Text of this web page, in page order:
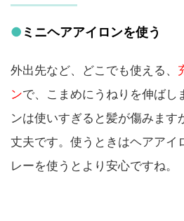
● ミニヘアアイロンを使う
外出先など、どこでも使える、
ンで、こまめにうねりを伸ばし
ンは使いすぎると髪が傷みます
丈夫です。使うときはヘアアイ
レーを使うとより安心ですね。